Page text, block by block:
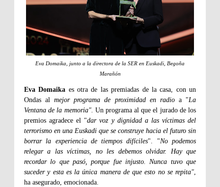
Eva Domaika, junto a la directora de la SER en Euskadi, Begoña
Marañón
Eva Domaika es otra de las premiadas de la casa, con un
Ondas almejor programa de proximidad en radioa "La
Ventana de la memoria". Un programa al que el jurado de los
premios agradece el "dar voz y dignidad a las víctimas del
terrorismo en una Euskadi que se construye hacia el futuro sin
borrar la experiencia de tiempos difíciles". "No podemos
relegar a las víctimas, no les debemos olvidar. Hay que
recordar lo que pasó, porque fue injusto. Nunca tuvo que
suceder y esta es la única manera de que esto no se repita",
ha asegurado, emocionada.